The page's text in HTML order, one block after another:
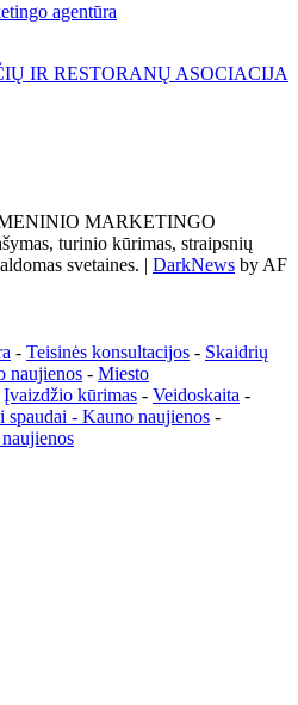
agentūra
IR RESTORANŲ ASOCIACIJA
MARKETINGO
turinio kūrimas, straipsnių
svetaines. | DarkNews by AF
- Teisinės konsultacijos - Skaidrių
naujienos - Miesto
Įvaizdžio kūrimas - Veidoskaita -
spaudai - Kauno naujienos -